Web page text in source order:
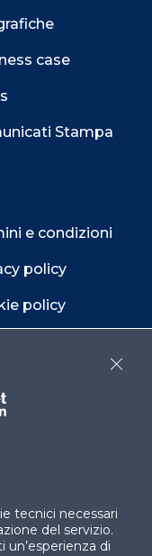
case
Stampa
e condizioni
policy
policy
tecnici necessari
del servizio.
di